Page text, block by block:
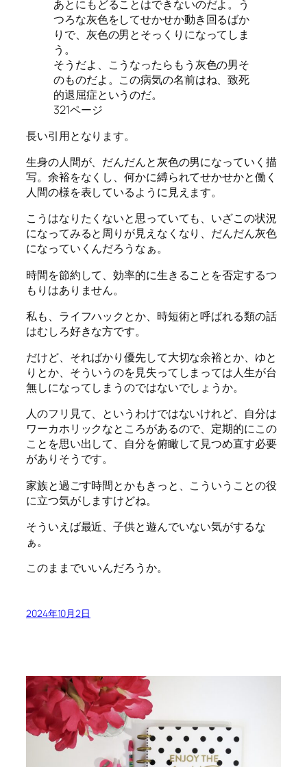
あとにもどることはできないのだよ。う
つろな灰色をしてせかせか動き回るばか
りで、灰色の男とそっくりになってしま
う。
そうだよ、こうなったらもう灰色の男そ
のものだよ。この病気の名前はね、致死
的退屈症というのだ。
321ページ
長い引用となります。
生身の人間が、だんだんと灰色の男になっていく描
写。余裕をなくし、何かに縛られてせかせかと働く
人間の様を表しているように見えます。
こうはなりたくないと思っていても、いざこの状況
になってみると周りが見えなくなり、だんだん灰色
になっていくんだろうなぁ。
時間を節約して、効率的に生きることを否定するつ
もりはありません。
私も、ライフハックとか、時短術と呼ばれる類の話
はむしろ好きな方です。
だけど、そればかり優先して大切な余裕とか、ゆと
りとか、そういうのを見失ってしまっては人生が台
無しになってしまうのではないでしょうか。
人のフリ見て、というわけではないけれど、自分は
ワーカホリックなところがあるので、定期的にこの
ことを思い出して、自分を俯瞰して見つめ直す必要
がありそうです。
家族と過ごす時間とかもきっと、こういうことの役
に立つ気がしますけどね。
そういえば最近、子供と遊んでいない気がするな
ぁ。
このままでいいんだろうか。
2024年10月2日